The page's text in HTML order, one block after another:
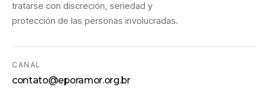
tratarse con discreción, seriedad y
protección de las personas involucradas.
CANAL
contato@eporamor.org.br